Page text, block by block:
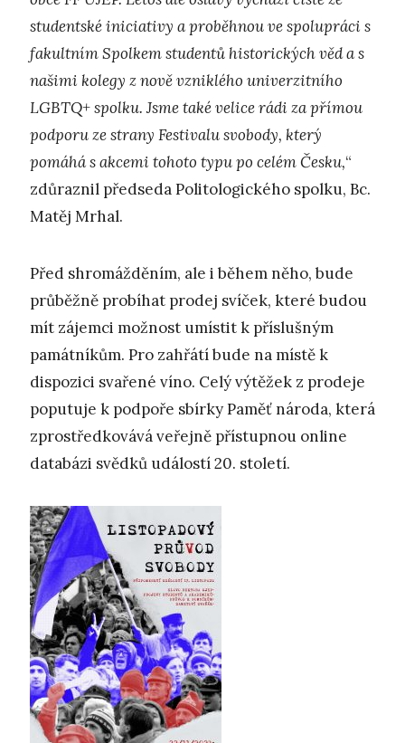
studentské iniciativy a proběhnou ve spolupráci s
fakultním Spolkem studentů historických věd a s
našimi kolegy z nově vzniklého univerzitního
LGBTQ+ spolku. Jsme také velice rádi za přímou
podporu ze strany Festivalu svobody, který
pomáhá s akcemi tohoto typu po celém Česku,“
zdůraznil předseda Politologického spolku, Bc.
Matěj Mrhal.
Před shromážděním, ale i během něho, bude
průběžně probíhat prodej svíček, které budou
mít zájemci možnost umístit k příslušným
památníkům. Pro zahřátí bude na místě k
dispozici svařené víno. Celý výtěžek z prodeje
poputuje k podpoře sbírky Paměť národa, která
zprostředkovává veřejně přístupnou online
databázi svědků událostí 20. století.